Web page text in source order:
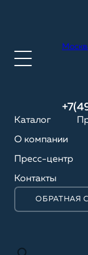
Каталог
О компании
Пресс-центр
Контакты
ОБРАТНАЯ